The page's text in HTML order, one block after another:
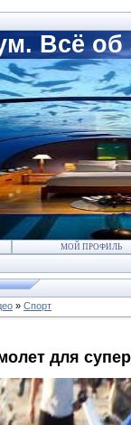
Всё об
МОЙ ПРОФИЛЬ
» Спорт
для